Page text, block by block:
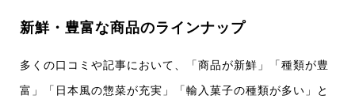
新鮮・豊富な商品のラインナップ
多くの口コミや記事において、「商品が新鮮」「種類が豊
富」「日本風の惣菜が充実」「輸入菓子の種類が多い」と